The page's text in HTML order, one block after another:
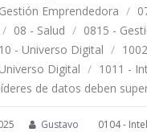
Gestión Emprendedora /
/ 08 - Salud / 0815 -
10 - Universo Digital /
Universo Digital / 1011 -
líderes de datos deben
Gustavo 0104 -